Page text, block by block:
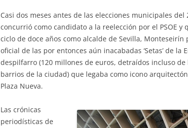
Casi dos meses antes de las elecciones municipales
concurrió como candidato a la reelección por el PSOE
ciclo de doce años como alcalde de Sevilla,
oficial de las por entonces aún inacabadas ‘Setas’ de
despilfarro (120 millones de euros, detraídos incluso de
barrios de la ciudad) que legaba como icono
Plaza Nueva.
Las crónicas
periodísticas de